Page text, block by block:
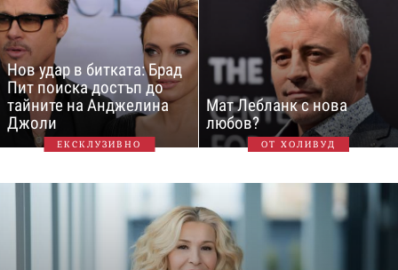
Нов удар в битката: Брад
Пит поиска достъп до
тайните на Анджелина
Джоли
ЕКСКЛУЗИВНО
Мат Лебланк с нова
любов?
ОТ ХОЛИВУД